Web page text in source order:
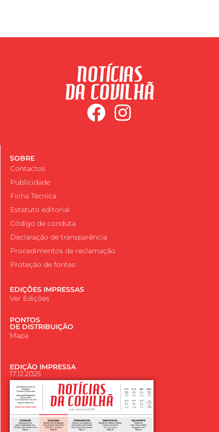
SOBRE
Contactos
Publicidade
Ficha Técnica
Estatuto editorial
Código de conduta
Declaração de transparência
Procedimentos de reclamação
Proteção de fontes
EDIÇÕES IMPRESSAS
Ver Edições
PONTOS
DE DISTRIBUIÇÃO
Mapa
EDIÇÃO IMPRESSA
17.12.2025